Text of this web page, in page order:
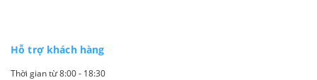
Hỗ trợ khách hàng
Thời gian từ 8:00 - 18:30